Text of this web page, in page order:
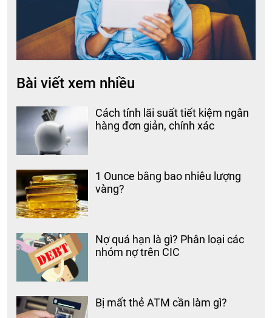
Bài viết xem nhiều
Cách tính lãi suất tiết kiệm ngân
hàng đơn giản, chính xác
1 Ounce bằng bao nhiêu lượng
vàng?
Nợ quá hạn là gì? Phân loại các
nhóm nợ trên CIC
Bị mất thẻ ATM cần làm gì?